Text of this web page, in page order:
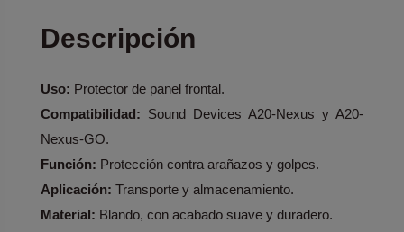
Descripción
Uso: Protector de panel frontal.
Compatibilidad: Sound Devices A20-Nexus y A20-
Nexus-GO.
Función: Protección contra arañazos y golpes.
Aplicación: Transporte y almacenamiento.
Material: Blando, con acabado suave y duradero.